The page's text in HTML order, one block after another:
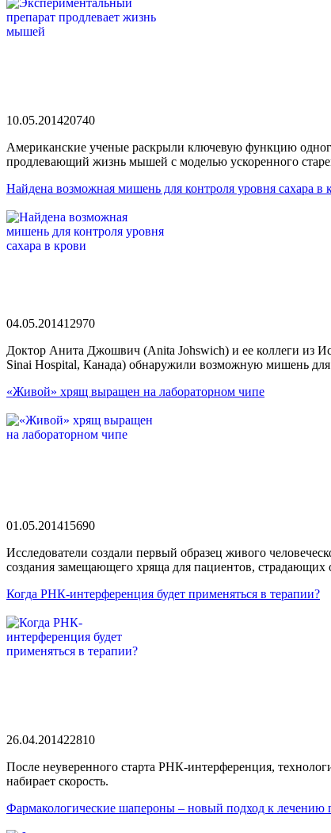
10.05.201420740
Американские ученые раскрыли ключевую функцию
продлевающий жизнь мышей с моделью ускоренного
Найдена возможная мишень для контроля уровня сахара в
04.05.201412970
Доктор Анита Джошвич (Anita Johswich) и ее коллеги из
Sinai Hospital, Канада) обнаружили возможную мишень
«Живой» хрящ выращен на лабораторном чипе
01.05.201415690
Исследователи создали первый образец живого
создания замещающего хряща для пациентов,
Когда РНК-интерференция будет применяться в терапии?
26.04.201422810
После неуверенного старта РНК-интерференция,
набирает скорость.
Фармакологические шапероны – новый подход к лечению